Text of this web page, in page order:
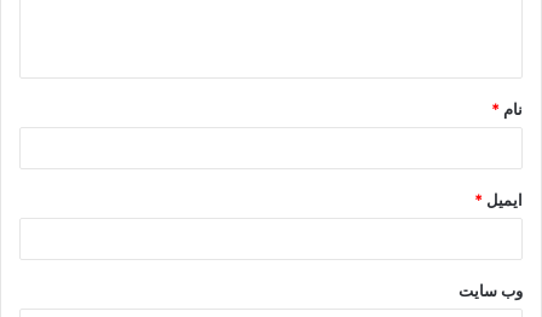
نام *
ایمیل *
وب‌ سایت